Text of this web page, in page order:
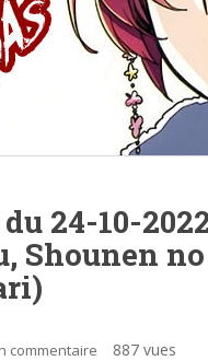
24-10-
Shounen
commentaire 887 vues